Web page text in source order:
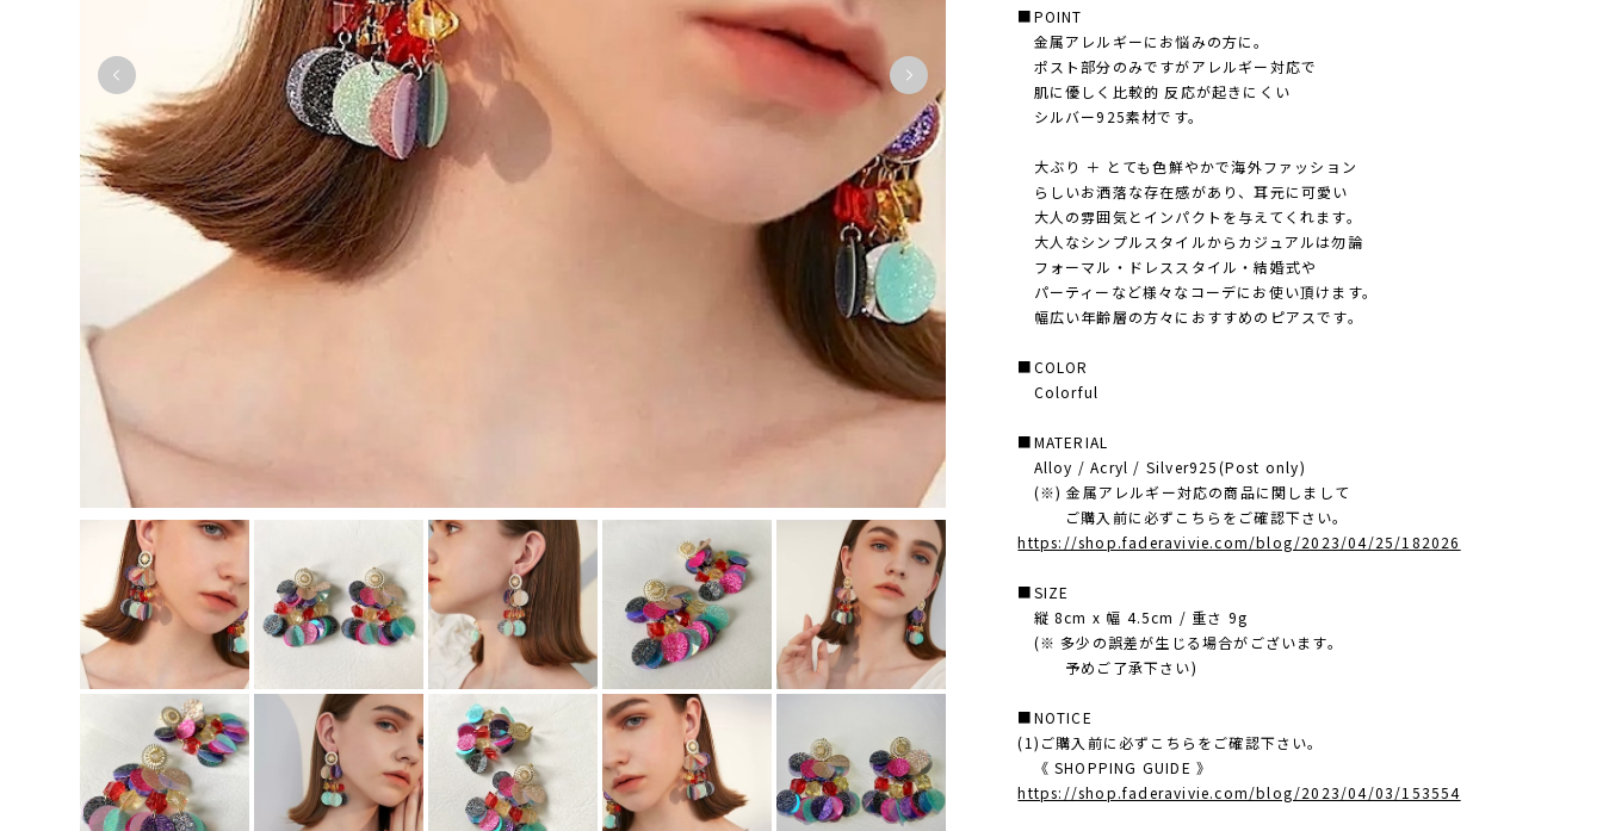
■POINT
金属アレルギーにお悩みの方に。
ポスト部分のみですがアレルギー対応で
肌に優しく比較的 反応が起きにくい
シルバー925素材です。
大ぶり ＋ とても色鮮やかで海外ファッション
らしいお洒落な存在感があり、耳元に可愛い
大人の雰囲気とインパクトを与えてくれます。
大人なシンプルスタイルからカジュアルは勿論
フォーマル・ドレススタイル・結婚式や
パーティーなど様々なコーデにお使い頂けます。
幅広い年齢層の方々におすすめのピアスです。
■COLOR
Colorful
■MATERIAL
Alloy / Acryl / Silver925(Post only)
(※) 金属アレルギー対応の商品に関しまして
ご購入前に必ずこちらをご確認下さい。
https://shop.faderavivie.com/blog/2023/04/25/182026
■SIZE
縦 8cm x 幅 4.5cm / 重さ 9g
(※ 多少の誤差が生じる場合がございます。
予めご了承下さい)
■NOTICE
(1)ご購入前に必ずこちらをご確認下さい。
《 SHOPPING GUIDE 》
https://shop.faderavivie.com/blog/2023/04/03/153554